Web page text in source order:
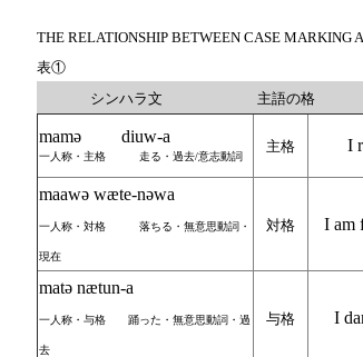
THE RELATIONSHIP BETWEEN CASE MARKING
表①
シンハラ文
主語の格
mamә diuw-a
一人称・主格 走る・過去/意志動詞
主格 I
maawә wӕte-nәwa
一人称・対格 落ちる・無意思動詞・
現在
対格 I am
matә nӕtun-a
一人称・与格 踊った・無意思動詞・過
去
与格 I